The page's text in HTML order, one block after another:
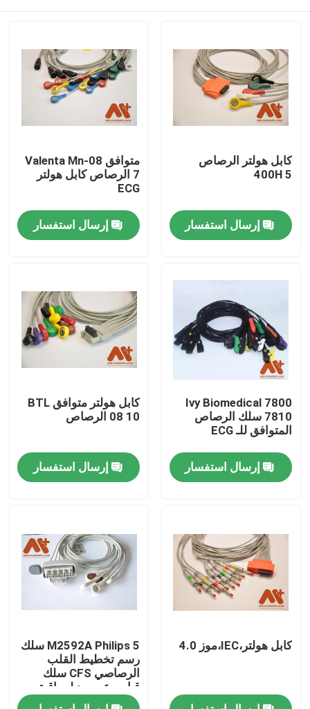
المنتجات
حول بنا
جولة في المعمل
ضبط الجودة
أخبار
كابل المريض ECG
كابلات مراقبة المريض
جهاز استشعار spo2 القابل لإعادة الاستخدام
كابل هولتر الرصاص
400H 5
إرسال استفسار
متوافق Valenta Mn-08
7 الرصاص كابل هولتر
ECG
إرسال استفسار
Ivy Biomedical 7800
7810 سلك الرصاص
المتوافق للـ ECG
إرسال استفسار
كابل هولتر متوافق BTL
08 10 الرصاص
إرسال استفسار
كابل هولتر،IEC،موز 4.0
M2592A Philips 5 سلك
رسم تخطيط القلب
الرصاصي CFS سلك
قياس عن بعد لمراقبة
المريض